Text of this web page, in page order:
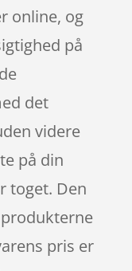
online, og
på
det
videre
på din
toget. Den
pris er